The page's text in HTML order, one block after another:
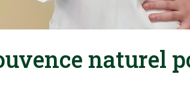
naturel